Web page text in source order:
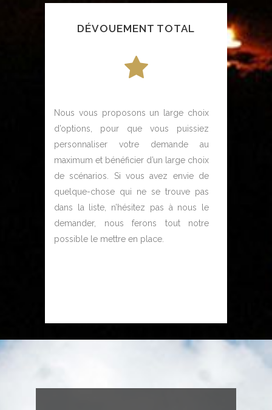
DÉVOUEMENT TOTAL
Nous vous proposons un large choix
d’options, pour que vous puissiez
personnaliser votre demande au
maximum et bénéficier d’un large choix
de scénarios. Si vous avez envie de
quelque-chose qui ne se trouve pas
dans la liste, n’hésitez pas à nous le
demander, nous ferons tout notre
possible le mettre en place.